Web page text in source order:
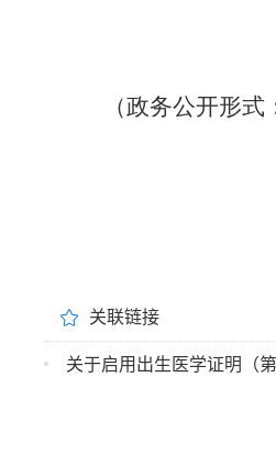
（政务公开形式：
关联链接
关于启用出生医学证明（